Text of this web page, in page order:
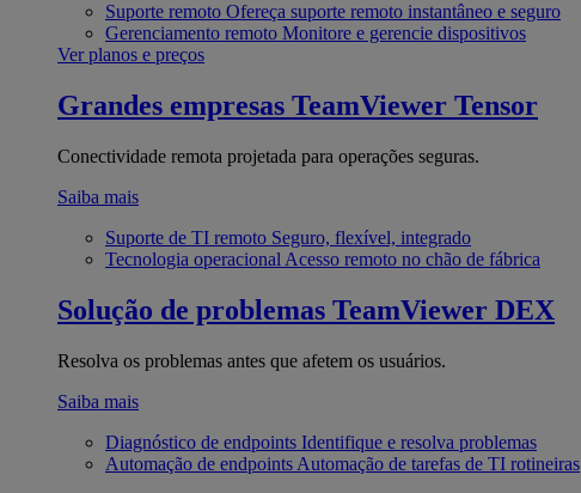
Suporte remoto Ofereça suporte remoto instantâneo e seguro
Gerenciamento remoto Monitore e gerencie dispositivos
Ver planos e preços
Grandes empresas TeamViewer Tensor
Conectividade remota projetada para operações seguras.
Saiba mais
Suporte de TI remoto Seguro, flexível, integrado
Tecnologia operacional Acesso remoto no chão de fábrica
Solução de problemas TeamViewer DEX
Resolva os problemas antes que afetem os usuários.
Saiba mais
Diagnóstico de endpoints Identifique e resolva problemas
Automação de endpoints Automação de tarefas de TI rotineiras